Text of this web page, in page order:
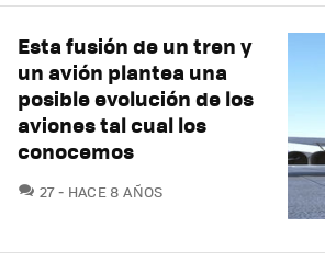
Esta fusión de un tren y
un avión plantea una
posible evolución de los
aviones tal cual los
conocemos
27COMENTARIOS
HACE 8 AÑOS